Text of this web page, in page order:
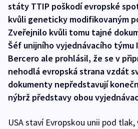
státy TTIP poškodí evropské
kvůli geneticky modifikovaným
Zveřejnilo kvůli tomu tajné
Šéf unijního vyjednávacího týmu
Bercero ale prohlásil, že se v
nehodlá evropská strana vzdát
dokumenty nepředstavují
nýbrž představy obou
USA staví Evropskou unii pod